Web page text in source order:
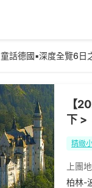
童話德國▪深度全覽6日
【
下 >
精緻
上團
柏林-